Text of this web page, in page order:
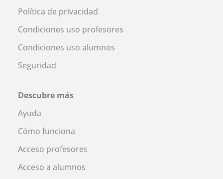
Política de privacidad
Condiciones uso profesores
Condiciones uso alumnos
Seguridad
Descubre más
Ayuda
Cómo funciona
Acceso profesores
Acceso a alumnos